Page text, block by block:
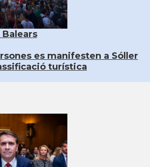
Balears
es manifesten a Sóller
turística